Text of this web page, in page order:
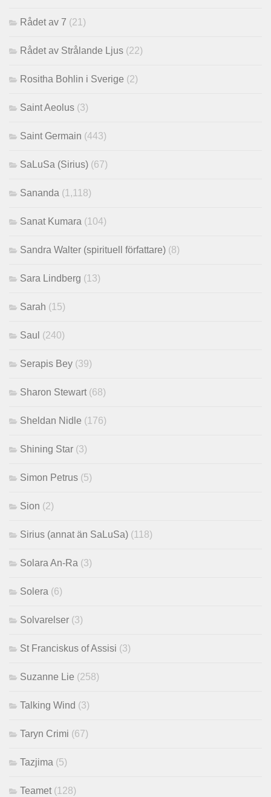
Rådet av 7 (21)
Rådet av Strålande Ljus (22)
Rositha Bohlin i Sverige (2)
Saint Aeolus (3)
Saint Germain (443)
SaLuSa (Sirius) (67)
Sananda (1,118)
Sanat Kumara (104)
Sandra Walter (spirituell författare) (8)
Sara Lindberg (13)
Sarah (15)
Saul (240)
Serapis Bey (39)
Sharon Stewart (68)
Sheldan Nidle (176)
Shining Star (3)
Simon Petrus (5)
Sion (2)
Sirius (annat än SaLuSa) (118)
Solara An-Ra (3)
Solera (6)
Solvarelser (3)
St Franciskus of Assisi (3)
Suzanne Lie (258)
Talking Wind (3)
Taryn Crimi (67)
Tazjima (5)
Teamet (128)